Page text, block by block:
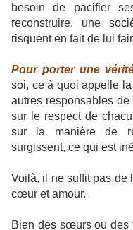
besoin de pacifier
reconstruire, une
risquent en fait de lui
Pour porter une
soi, ce à quoi appelle
autres responsables
sur le respect de
sur la manière de
surgissent, ce qui est
Voilà, il ne suffit pas de
cœur et amour.
Bien des sœurs ou des